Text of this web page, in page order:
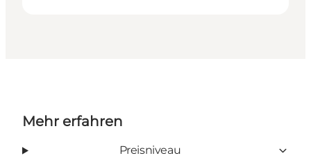
Mehr erfahren
Preisniveau